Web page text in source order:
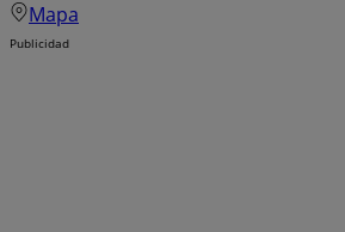
Mapa
Publicidad